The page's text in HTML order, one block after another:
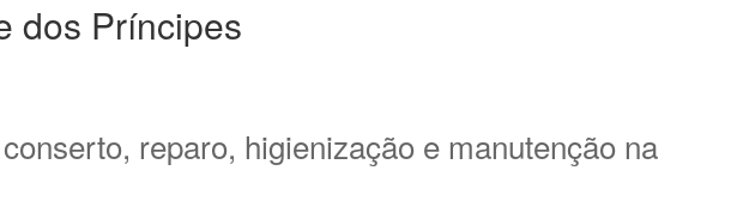
dos Príncipes
reparo, higienização e manutenção na